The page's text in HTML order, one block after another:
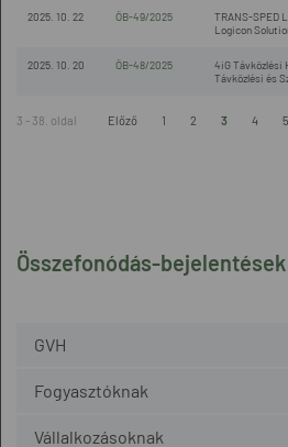
Összefonódás-bejelentések
GVH
Fogyasztóknak
Vállalkozásoknak
2025. 10. 22 ÖB-49/2025
TRANS-SPED
Logicon
2025. 10. 20 ÖB-48/2025
4iG Távközlési
Távközlési és
3 - 38. oldal Előző 1 2 3 4 5